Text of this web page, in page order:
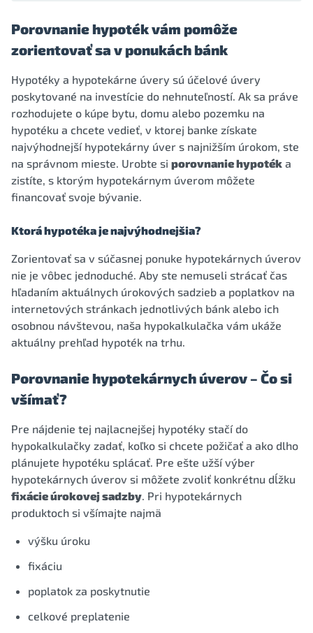
Porovnanie hypoték vám pomôže
zorientovať sa v ponukách bánk
Hypotéky a hypotekárne úvery sú účelové úvery
poskytované na investície do nehnuteľností. Ak sa práve
rozhodujete o kúpe bytu, domu alebo pozemku na
hypotéku a chcete vedieť, v ktorej banke získate
najvýhodnejší hypotekárny úver s najnižším úrokom, ste
na správnom mieste. Urobte si porovnanie hypoték a
zistíte, s ktorým hypotekárnym úverom môžete
financovať svoje bývanie.
Ktorá hypotéka je najvýhodnejšia?
Zorientovať sa v súčasnej ponuke hypotekárnych úverov
nie je vôbec jednoduché. Aby ste nemuseli strácať čas
hľadaním aktuálnych úrokových sadzieb a poplatkov na
internetových stránkach jednotlivých bánk alebo ich
osobnou návštevou, naša hypokalkulačka vám ukáže
aktuálny prehľad hypoték na trhu.
Porovnanie hypotekárnych úverov – Čo si
všímať?
Pre nájdenie tej najlacnejšej hypotéky stačí do
hypokalkulačky zadať, koľko si chcete požičať a ako dlho
plánujete hypotéku splácať. Pre ešte užší výber
hypotekárnych úverov si môžete zvoliť konkrétnu dĺžku
fixácie úrokovej sadzby. Pri hypotekárnych
produktoch si všímajte najmä
výšku úroku
fixáciu
poplatok za poskytnutie
celkové preplatenie